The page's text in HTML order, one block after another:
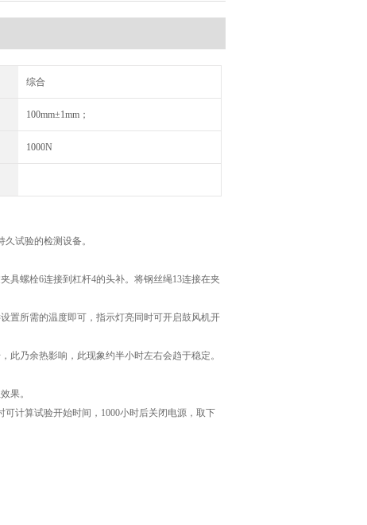
综合
100mm±1mm；
1000N
试验的检测设备。
具螺栓6连接到杠杆4的头补。将钢丝绳13连接在夹
置所需的温度即可，指示灯亮同时可开启鼓风机开
此乃余热影响，此现象约半小时左右会趋于稳定。
果。
计算试验开始时间，1000小时后关闭电源，取下